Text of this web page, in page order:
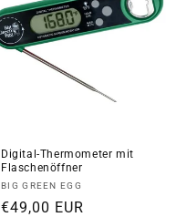
Digital-Thermometer mit
Flaschenöffner
Anbieter:
BIG GREEN EGG
Normaler
€49,00 EUR